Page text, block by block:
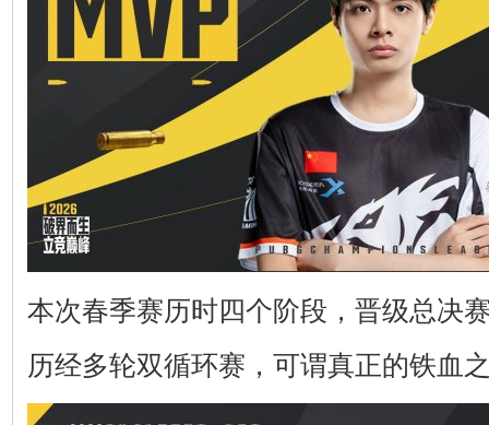
本次春季赛历时四个阶段，晋级总决
历经多轮双循环赛，可谓真正的铁血